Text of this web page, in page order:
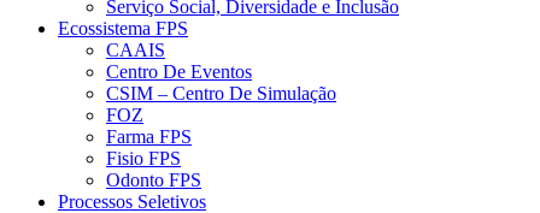
Serviço Social, Diversidade e Inclusão
Ecossistema FPS
CAAIS
Centro De Eventos
CSIM – Centro De Simulação
FOZ
Farma FPS
Fisio FPS
Odonto FPS
Processos Seletivos